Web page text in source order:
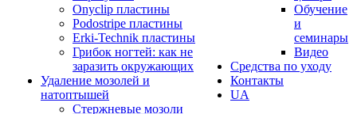
Onyclip пластины
Podostripe плаcтины
Erki-Technik пластины
Грибок ногтей: как не
заразить окружающих
Удаление мозолей и
натоптышей
Стержневые мозоли
Обучение
и
семинары
Видео
Средства по уходу
Контакты
UA